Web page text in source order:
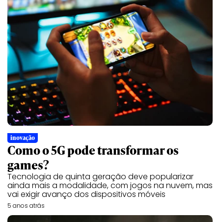
inovação
Como o 5G pode transformar os
games?
Tecnologia de quinta geração deve popularizar
ainda mais a modalidade, com jogos na nuvem, mas
vai exigir avanço dos dispositivos móveis
5 anos atrás